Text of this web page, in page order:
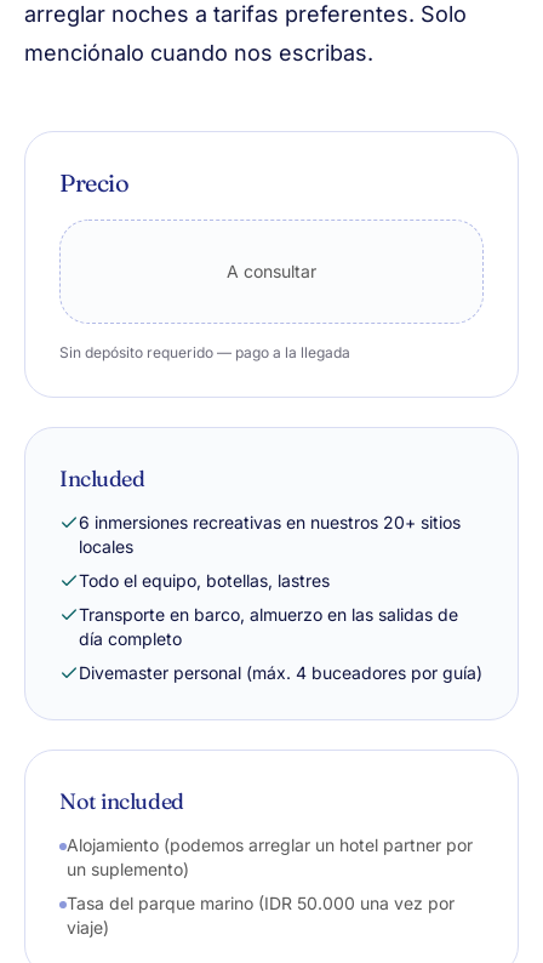
arreglar noches a tarifas preferentes. Solo
menciónalo cuando nos escribas.
Precio
A consultar
Sin depósito requerido — pago a la llegada
Included
6 inmersiones recreativas en nuestros 20+ sitios
locales
Todo el equipo, botellas, lastres
Transporte en barco, almuerzo en las salidas de
día completo
Divemaster personal (máx. 4 buceadores por guía)
Not included
Alojamiento (podemos arreglar un hotel partner por
un suplemento)
Tasa del parque marino (IDR 50.000 una vez por
viaje)